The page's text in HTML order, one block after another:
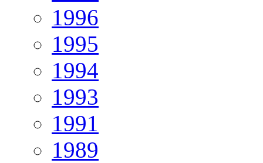
1996
1995
1994
1993
1991
1989